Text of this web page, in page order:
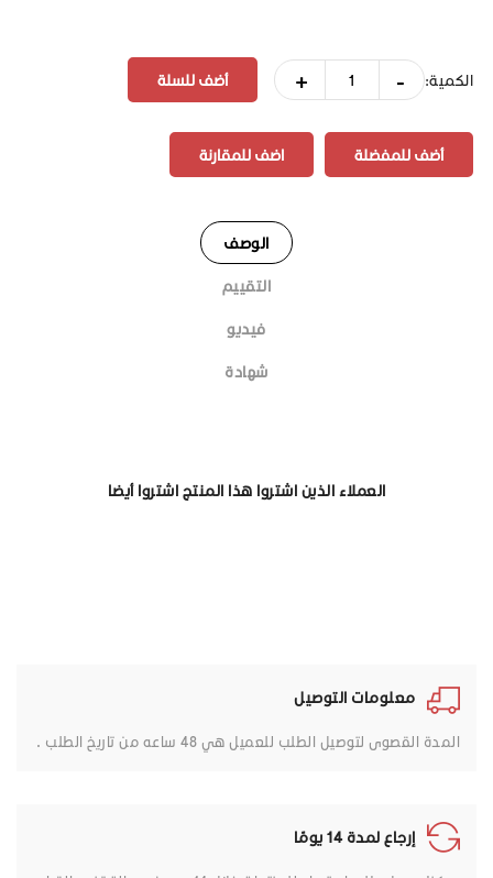
الكمية: -
+
أضف للمفضلة اضف للمقارنة
الوصف
التقييم
فيديو
شهادة
العملاء الذين اشتروا هذا المنتج اشتروا أيضا
معلومات التوصيل
المدة القصوى لتوصيل الطلب للعميل هي 48 ساعه من تاريخ الطلب .
إرجاع لمدة 14 يومًا